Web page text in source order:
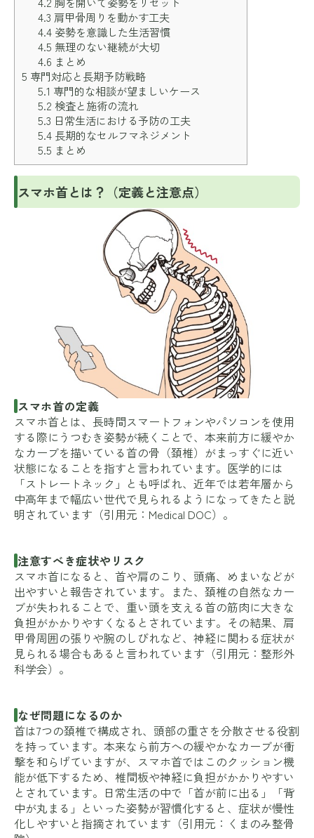
4.3 肩甲骨周りを動かす工夫
4.4姿勢を意識した生活習慣
4.5 無理のない継続が大切
4.6 まとめ
5 専門対応と長期予防戦略
5.1 専門的な相談が望ましいケース
5.2 検査と施術の流れ
5.3 日常生活における予防の工夫
5.4長期的なセルフマネジメント
5.5 まとめ
スマホ首とは？（定義と注意点）
スマホ首の定義
スマホ首とは、長時間スマートフォンやパソコンを使用
する際にうつむき姿勢が続くことで、本来前方に緩やか
なカーブを描いている首の骨（頚椎）がまっすぐに近い
状態になることを指すと言われています。医学的には
「ストレートネック」とも呼ばれ、近年では若年層から
中高年まで幅広い世代で見られるようになってきたと説
明されています（引用元： Medical DOC）。
注意すべき症状やリスク
スマホ首になると、首や肩のこり、頭痛、めまいなどが
出やすいと報告されています。また、頚椎の自然なカー
ブが失われることで、重い頭を支える首の筋肉に大きな
負担がかかりやすくなるとされています。その結果、肩
甲骨周囲の張りや腕のしびれなど、神経に関わる症状が
見られる場合もあると言われています（引用元： 整形外
科学会）。
なぜ問題になるのか
首は7つの頚椎で構成され、頭部の重さを分散させる役割
を持っています。本来なら前方への緩やかなカーブが衝
撃を和らげていますが、スマホ首ではこのクッション機
能が低下するため、椎間板や神経に負担がかかりやすい
とされています。日常生活の中で「首が前に出る」「背
中が丸まる」といった姿勢が習慣化すると、症状が慢性
化しやすいと指摘されています（引用元： くまのみ整骨